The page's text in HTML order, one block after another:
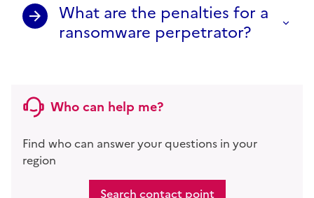
What are the penalties for a
ransomware perpetrator?
Who can help me?
Find who can answer your questions in your
region
Search contact point